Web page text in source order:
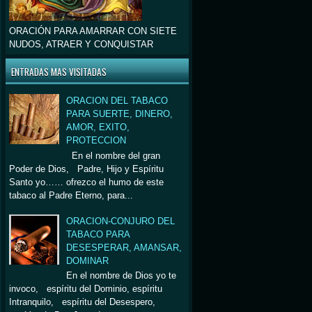
ORACIÓN PARA AMARRAR CON SIETE
NUDOS, ATRAER Y CONQUISTAR
ENTRADAS MAS VISITADAS
ORACION DEL TABACO
PARA SUERTE, DINERO,
AMOR, EXITO,
PROTECCION
En el nombre del gran
Poder de Dios, Padre, Hijo y Espíritu
Santo yo…… ofrezco el humo de este
tabaco al Padre Eterno, para...
ORACION-CONJURO DEL
TABACO PARA
DESESPERAR, AMANSAR,
DOMINAR
En el nombre de Dios yo te
invoco, espíritu del Dominio, espíritu
Intranquilo, espíritu del Desespero,